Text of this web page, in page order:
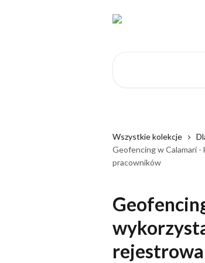
Wszystkie kolekcje
Geofencing w Calamari
pracowników